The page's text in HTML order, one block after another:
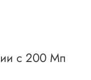
c 200 Мп